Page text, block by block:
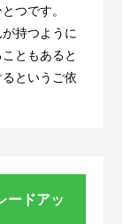
つです。
持つように
ともあると
というご依
ードアッ